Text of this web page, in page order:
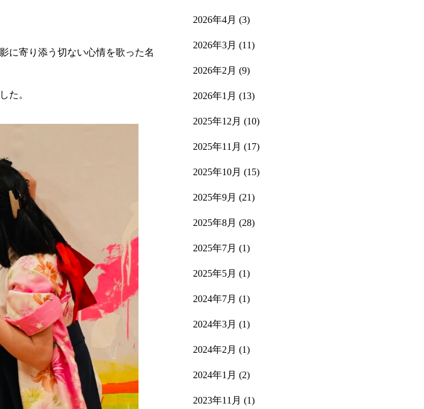
に寄り添う切ない心情を歌った名
た。
2026年4月 (3)
2026年3月 (11)
2026年2月 (9)
2026年1月 (13)
2025年12月 (10)
2025年11月 (17)
2025年10月 (15)
2025年9月 (21)
2025年8月 (28)
2025年7月 (1)
2025年5月 (1)
2024年7月 (1)
2024年3月 (1)
2024年2月 (1)
2024年1月 (2)
2023年11月 (1)